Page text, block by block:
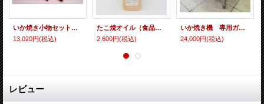
いか焼き小物セット（セットで買う） 即納可
13,020円(税込)
たこ焼オイル（食品用離型油脂）
2,600円(税込)
いか焼き機 専用ガス台
24,000円(税込)
レビュー